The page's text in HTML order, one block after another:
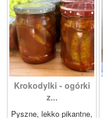
Krokodylki - ogórki
z...
Pyszne, lekko pikantne,